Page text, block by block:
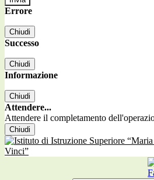
Errore
Chiudi
Successo
Chiudi
Informazione
Chiudi
Attendere...
Attendere il completamento
Chiudi